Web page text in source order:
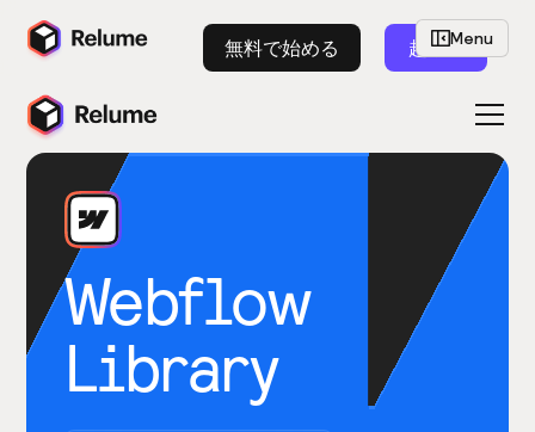
無料で始める 起動
Webflow
Library
Menu